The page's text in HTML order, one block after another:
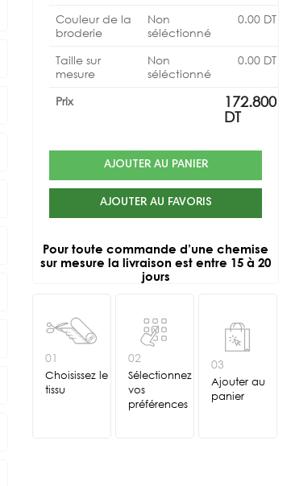
Couleur de la
broderie
Non
séléctionné
0.00 DT
Taille sur
mesure
Non
séléctionné
0.00 DT
Prix
172.800
DT
AJOUTER AU PANIER
AJOUTER AU FAVORIS
Pour toute commande d’une chemise
sur mesure la livraison est entre 15 à 20
jours
01
Choisissez le
tissu
02
Sélectionnez
vos
préférences
03
Ajouter au
panier